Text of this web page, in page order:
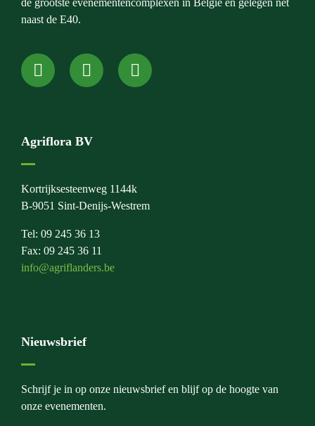
naast de E40.
Agriflora BV
Kortrijksesteenweg 1144k
B-9051 Sint-Denijs-Westrem
Tel: 09 245 36 13
Fax: 09 245 36 11
info@agriflanders.be
Nieuwsbrief
Schrijf je in op onze nieuwsbrief en blijf op de hoogte van
onze evenementen.